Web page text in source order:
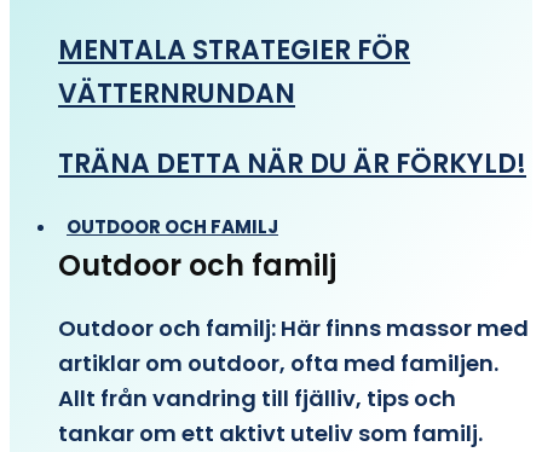
MENTALA STRATEGIER FÖR
VÄTTERNRUNDAN
TRÄNA DETTA NÄR DU ÄR FÖRKYLD!
OUTDOOR OCH FAMILJ
Outdoor och familj
Outdoor och familj: Här finns massor med
artiklar om outdoor, ofta med familjen.
Allt från vandring till fjälliv, tips och
tankar om ett aktivt uteliv som familj.